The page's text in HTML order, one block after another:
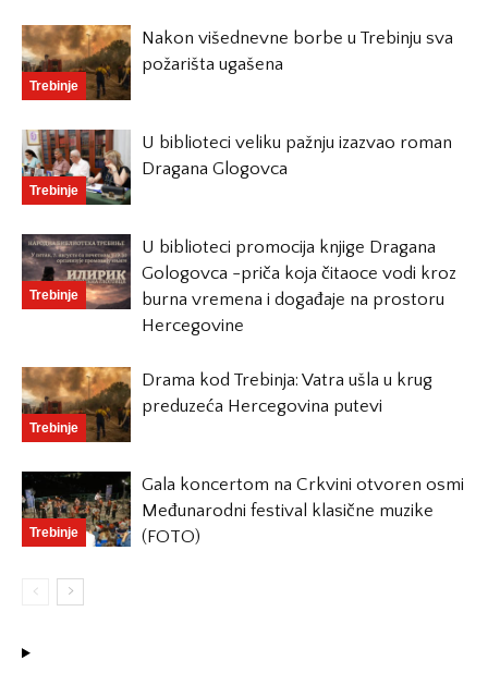
Trebinje
Nakon višednevne borbe u Trebinju sva
požarišta ugašena
Trebinje
U biblioteci veliku pažnju izazvao roman
Dragana Glogovca
Trebinje
U biblioteci promocija knjige Dragana
Gologovca -priča koja čitaoce vodi kroz
burna vremena i događaje na prostoru
Hercegovine
Trebinje
Drama kod Trebinja: Vatra ušla u krug
preduzeća Hercegovina putevi
Trebinje
Gala koncertom na Crkvini otvoren osmi
Međunarodni festival klasične muzike
(FOTO)